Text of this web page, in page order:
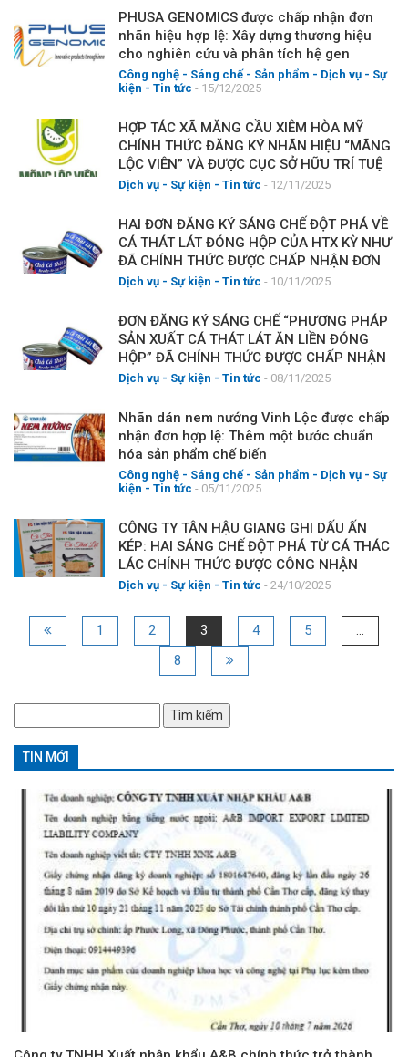
PHUSA GENOMICS được chấp nhận đơn
nhãn hiệu hợp lệ: Xây dựng thương hiệu
cho nghiên cứu và phân tích hệ gen
Công nghệ - Sáng chế - Sản phẩm - Dịch vụ - Sự
kiện - Tin tức - 15/12/2025
HỢP TÁC XÃ MĂNG CẦU XIÊM HÒA MỸ
CHÍNH THỨC ĐĂNG KÝ NHÃN HIỆU “MÃNG
LỘC VIÊN” VÀ ĐƯỢC CỤC SỞ HỮU TRÍ TUỆ
CHẤP NHẬN ĐƠN HỢP LỆ
Dịch vụ - Sự kiện - Tin tức - 12/11/2025
HAI ĐƠN ĐĂNG KÝ SÁNG CHẾ ĐỘT PHÁ VỀ
CÁ THÁT LÁT ĐÓNG HỘP CỦA HTX KỲ NHƯ
ĐÃ CHÍNH THỨC ĐƯỢC CHẤP NHẬN ĐƠN
HỢP LỆ
Dịch vụ - Sự kiện - Tin tức - 10/11/2025
ĐƠN ĐĂNG KÝ SÁNG CHẾ “PHƯƠNG PHÁP
SẢN XUẤT CÁ THÁT LÁT ĂN LIỀN ĐÓNG
HỘP” ĐÃ CHÍNH THỨC ĐƯỢC CHẤP NHẬN
ĐƠN HỢP LỆ
Dịch vụ - Sự kiện - Tin tức - 08/11/2025
Nhãn dán nem nướng Vinh Lộc được chấp
nhận đơn hợp lệ: Thêm một bước chuẩn
hóa sản phẩm chế biến
Công nghệ - Sáng chế - Sản phẩm - Dịch vụ - Sự
kiện - Tin tức - 05/11/2025
CÔNG TY TÂN HẬU GIANG GHI DẤU ẤN
KÉP: HAI SÁNG CHẾ ĐỘT PHÁ TỪ CÁ THÁC
LÁC CHÍNH THỨC ĐƯỢC CÔNG NHẬN
Dịch vụ - Sự kiện - Tin tức - 24/10/2025
1 2 3 4 5
…
8
kiếm
cho:
TIN MỚI